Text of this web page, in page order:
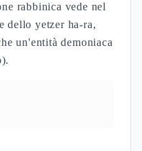
rabbinica vede nel
dello yetzer ha-ra,
un'entità demoniaca